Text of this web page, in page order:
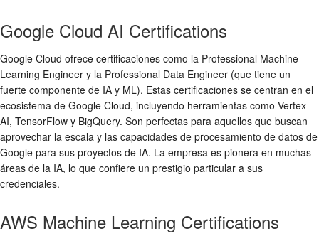
Google Cloud AI Certifications
Google Cloud ofrece certificaciones como la Professional Machine
Learning Engineer y la Professional Data Engineer (que tiene un
fuerte componente de IA y ML). Estas certificaciones se centran en el
ecosistema de Google Cloud, incluyendo herramientas como Vertex
AI, TensorFlow y BigQuery. Son perfectas para aquellos que buscan
aprovechar la escala y las capacidades de procesamiento de datos de
Google para sus proyectos de IA. La empresa es pionera en muchas
áreas de la IA, lo que confiere un prestigio particular a sus
credenciales.
AWS Machine Learning Certifications